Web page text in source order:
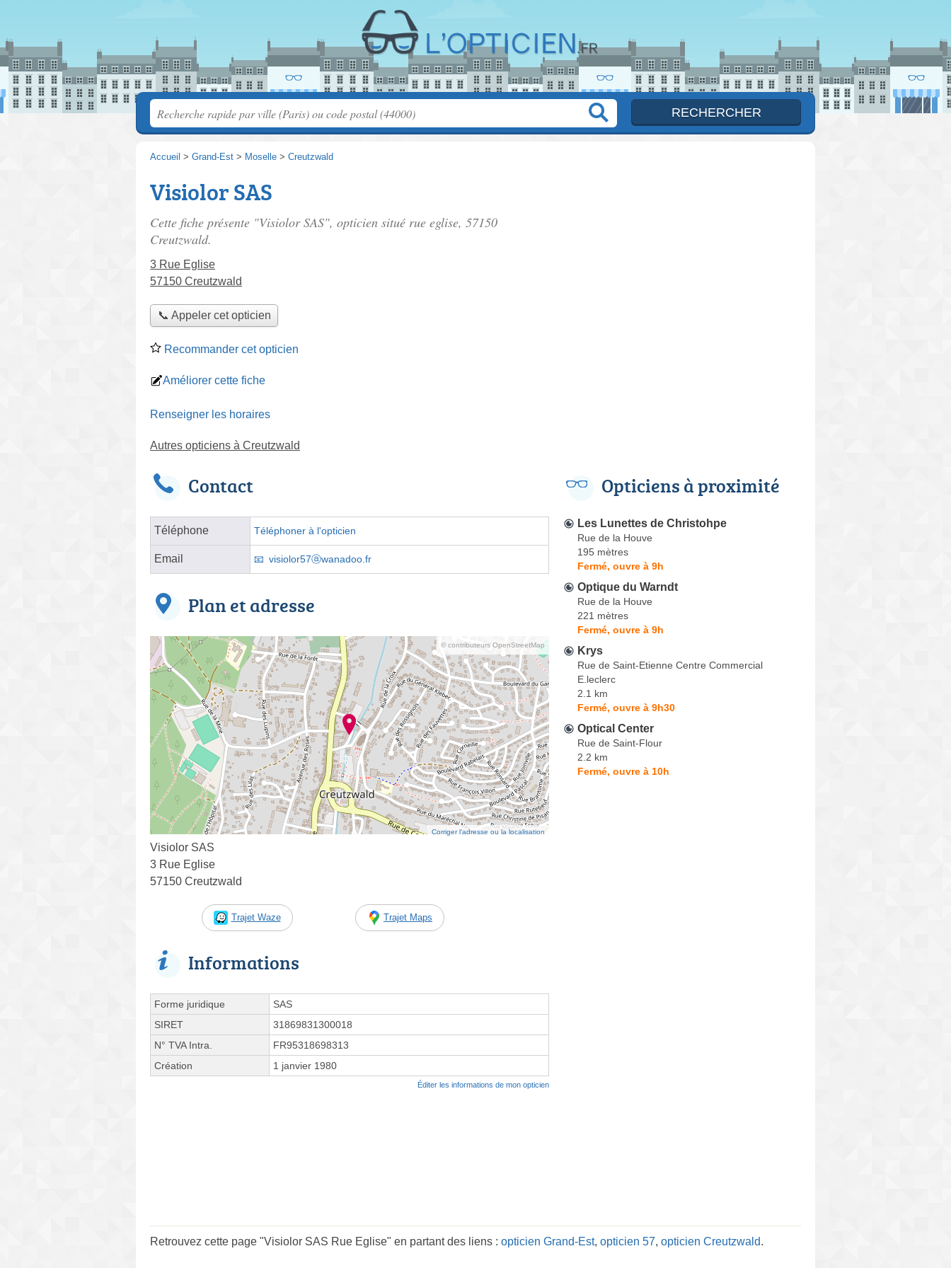
Accueil > Grand-Est > Moselle > Creutzwald
Visiolor SAS
Cette fiche présente "Visiolor SAS", opticien situé rue eglise, 57150
Creutzwald.
3 Rue Eglise
57150 Creutzwald
📞 Appeler cet opticien
Recommander cet opticien
Améliorer cette fiche
Renseigner les horaires
Autres opticiens à Creutzwald
Contact
Téléphone Téléphoner à l'opticien
Email visiolor57ⓐwanadoo.fr
Plan et adresse
© contributeurs OpenStreetMap
Corriger l’adresse ou la localisation
Visiolor SAS
3 Rue Eglise
57150 Creutzwald
Trajet Waze Trajet Maps
Informations
Forme juridique
SAS
SIRET
31869831300018
N° TVA Intra.
FR95318698313
Création
1 janvier 1980
Éditer les informations de mon opticien
Opticiens à proximité
Les Lunettes de Christohpe
Rue de la Houve
195 mètres
Fermé, ouvre à 9h
Optique du Warndt
Rue de la Houve
221 mètres
Fermé, ouvre à 9h
Krys
Rue de Saint-Etienne Centre Commercial
E.leclerc
2.1 km
Fermé, ouvre à 9h30
Optical Center
Rue de Saint-Flour
2.2 km
Fermé, ouvre à 10h
Retrouvez cette page "Visiolor SAS Rue Eglise" en partant des liens : opticien Grand-Est, opticien 57, opticien Creutzwald.